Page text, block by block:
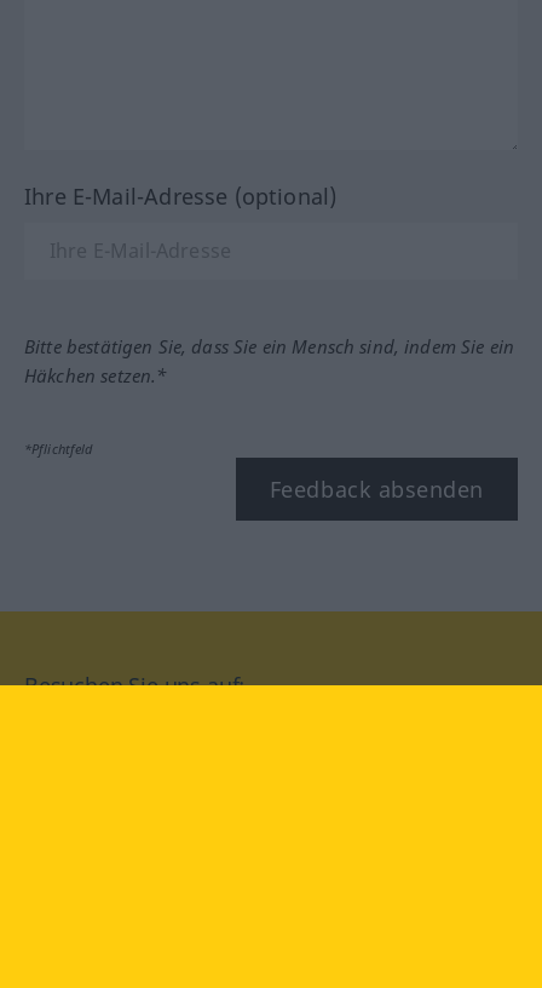
Ihre E-Mail-Adresse (optional)
Bitte bestätigen Sie, dass Sie ein Mensch sind, indem Sie ein
Häkchen setzen.*
*Pflichtfeld
Feedback absenden
Besuchen Sie uns auf: